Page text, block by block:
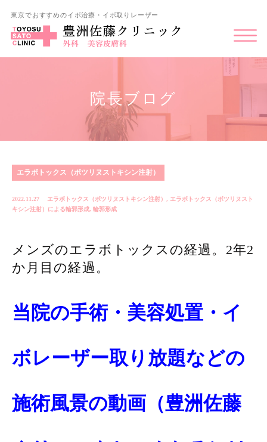
東京でおすすめのイボ治療・イボ取りレーザー
院長ブログ
エラボトックス（ボツリヌストキシン注射）
2022.11.27 エラボトックス（ボツリヌストキシン注射） , エラボトックス（ボツリヌスト
キシン注射）による輪郭形成, 輪郭形成
メンズのエラボトックスの経過。2年2
か月目の経過。
当院の手術・美容処置・イ
ボレーザー取り放題などの
施術風景の動画（豊洲佐藤